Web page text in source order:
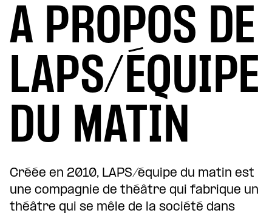
A PROPOS DE
LAPS/ÉQUIPE
DU MATIN
Créée en 2010, LAPS/équipe du matin est
une compagnie de théâtre qui fabrique un
théâtre qui se mêle de la société dans